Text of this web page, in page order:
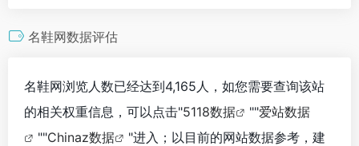
名鞋网数据评估
名鞋网浏览人数已经达到4,165人，如您需要查询该站
的相关权重信息，可以点击"5118数据 ""爱站数据
""Chinaz数据
"进入；以目前的网站数据参考，建